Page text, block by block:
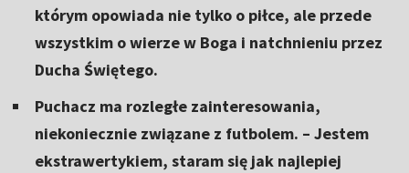
którym opowiada nie tylko o piłce, ale przede
wszystkim o wierze w Boga i natchnieniu przez
Ducha Świętego.
Puchacz ma rozległe zainteresowania,
niekoniecznie związane z futbolem. – Jestem
ekstrawertykiem, staram się jak najlepiej